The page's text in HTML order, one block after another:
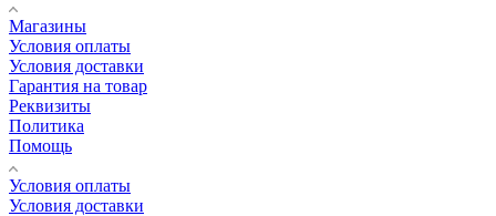
Магазины
Условия оплаты
Условия доставки
Гарантия на товар
Реквизиты
Политика
Помощь
Условия оплаты
Условия доставки